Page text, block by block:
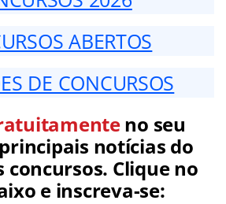
ABERTOS
DE CONCURSOS
no seu
notícias do
concursos. Clique no
e inscreva-se: